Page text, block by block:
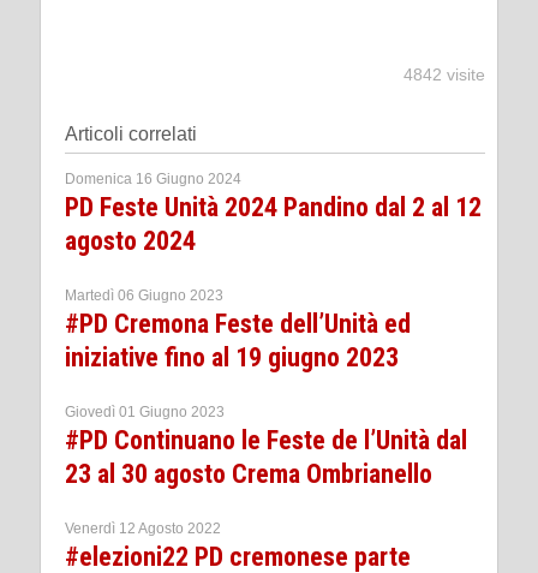
4842 visite
Articoli correlati
Domenica 16 Giugno 2024
PD Feste Unità 2024 Pandino dal 2 al 12
agosto 2024
Martedì 06 Giugno 2023
#PD Cremona Feste dell’Unità ed
iniziative fino al 19 giugno 2023
Giovedì 01 Giugno 2023
#PD Continuano le Feste de l’Unità dal
23 al 30 agosto Crema Ombrianello
Venerdì 12 Agosto 2022
#elezioni22 PD cremonese parte